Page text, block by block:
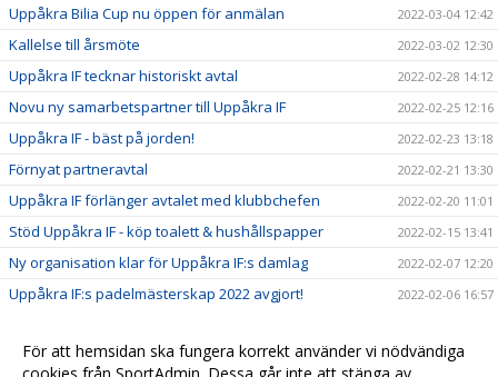
Uppåkra Bilia Cup nu öppen för anmälan 2022-03-04 12:42
Kallelse till årsmöte 2022-03-02 12:30
Uppåkra IF tecknar historiskt avtal 2022-02-28 14:12
Novu ny samarbetspartner till Uppåkra IF 2022-02-25 12:16
Uppåkra IF - bäst på jorden! 2022-02-23 13:18
Förnyat partneravtal 2022-02-21 13:30
Uppåkra IF förlänger avtalet med klubbchefen 2022-02-20 11:01
Stöd Uppåkra IF - köp toalett & hushållspapper 2022-02-15 13:41
Ny organisation klar för Uppåkra IF:s damlag 2022-02-07 12:20
Uppåkra IF:s padelmästerskap 2022 avgjort! 2022-02-06 16:57
Sparbanken Skåne utökar sitt samarbete med Uppåkra
2022-01-09 09:06
För att hemsidan ska fungera korrekt använder vi nödvändiga